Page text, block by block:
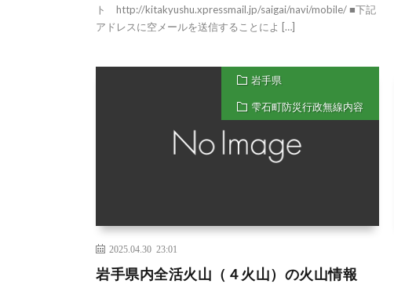
ト http://kitakyushu.xpressmail.jp/saigai/navi/mobile/ ■下記
アドレスに空メールを送信することによ […]
岩手県
雫石町防災行政無線内容
2025.04.30 23:01
岩手県内全活火山（４火山）の火山情報